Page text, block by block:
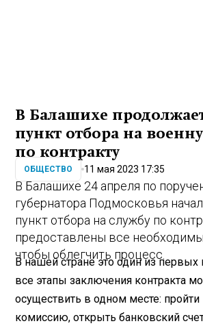
В Балашихе
пункт отбора на
по контракту
ОБЩЕСТВО 11 мая 2023 17:35
В Балашихе 24 апреля по
губернатора Подмосковья
пункт отбора на службу по
предоставлены все
чтобы облегчить процесс.
В нашей стране это один из
все этапы заключения контракта
осуществить в одном месте:
комиссию, открыть банковский